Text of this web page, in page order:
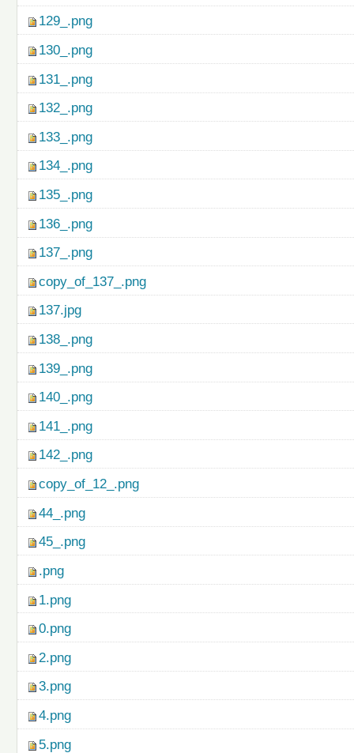
129_.png
130_.png
131_.png
132_.png
133_.png
134_.png
135_.png
136_.png
137_.png
copy_of_137_.png
137.jpg
138_.png
139_.png
140_.png
141_.png
142_.png
copy_of_12_.png
44_.png
45_.png
.png
1.png
0.png
2.png
3.png
4.png
5.png